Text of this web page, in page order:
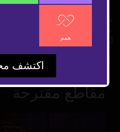
في رحلة اختيار نص روائي منبثق من
عمل درامي تلفزيوني، ما هو ملتقى
أبوظبي للإعلام؟
مقاطع مقترحة
همم
اكتشف